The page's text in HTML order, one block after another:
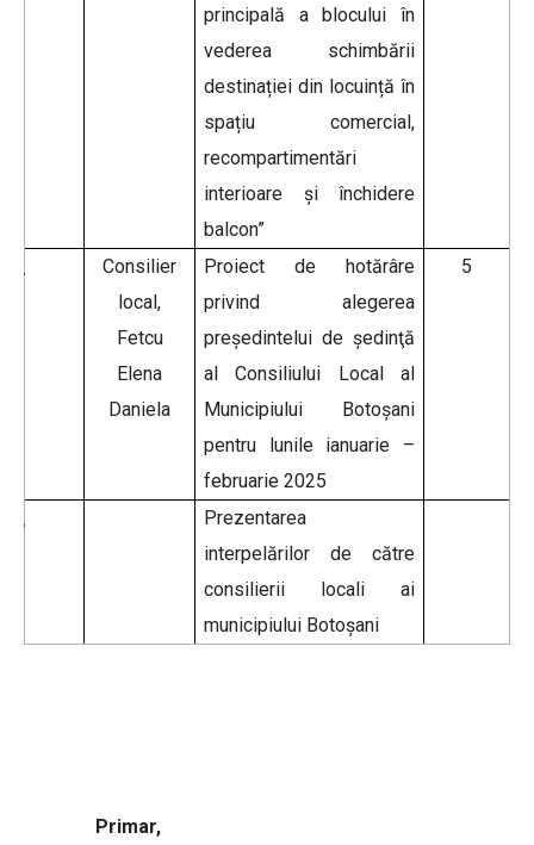
principală a blocului în
vederea schimbării
destinației din locuință în
spațiu comercial,
recompartimentări
interioare și închidere
balcon”
Consilier
local,
Fetcu
Elena
Daniela
Proiect de hotărâre
privind alegerea
preşedintelui de şedinţă
al Consiliului Local al
Municipiului Botoșani
pentru lunile ianuarie –
februarie 2025
5
Prezentarea
interpelărilor de către
consilierii locali ai
municipiului Botoșani
Primar,